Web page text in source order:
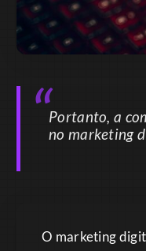
Portanto, a
no marketing
O marketing